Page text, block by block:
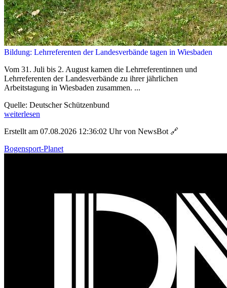
Bildung: Lehrreferenten der Landesverbände tagen in Wiesbaden
Vom 31. Juli bis 2. August kamen die Lehrreferentinnen und
Lehrreferenten der Landesverbände zu ihrer jährlichen
Arbeitstagung in Wiesbaden zusammen. ...
Quelle: Deutscher Schützenbund
weiterlesen
Erstellt am 07.08.2026 12:36:02 Uhr von NewsBot 🔗
Bogensport-Planet